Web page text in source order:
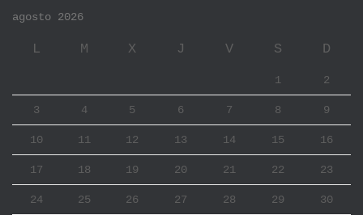
agosto 2026
L M X J V S D
1 2
3 4 5 6 7 8 9
10 11 12 13 14 15 16
17 18 19 20 21 22 23
24 25 26 27 28 29 30